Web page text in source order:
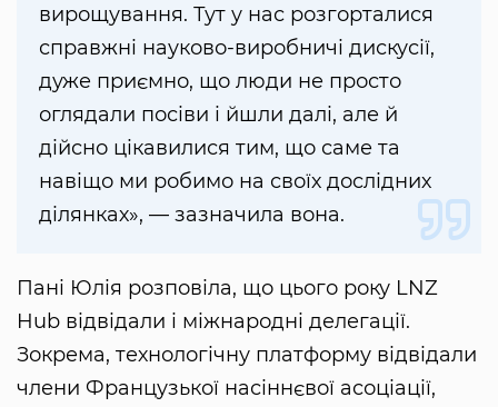
вирощування. Тут у нас розгорталися
справжні науково-виробничі дискусії,
дуже приємно, що люди не просто
оглядали посіви і йшли далі, але й
дійсно цікавилися тим, що саме та
навіщо ми робимо на своїх дослідних
ділянках», — зазначила вона.
Пані Юлія розповіла, що цього року LNZ
Hub відвідали і міжнародні делегації.
Зокрема, технологічну платформу відвідали
члени Французької насіннєвої асоціації,